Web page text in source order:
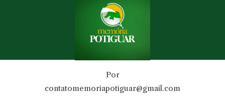
Por
contatomemoriapotiguar@gmail.com